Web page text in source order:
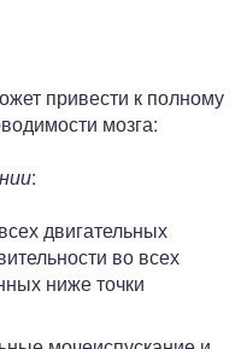
привести к полному
мозга:
:
двигательных
во всех
ниже точки